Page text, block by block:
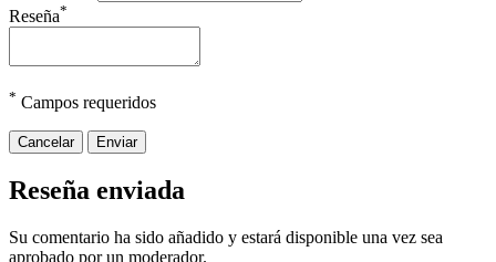
Reseña*
* Campos requeridos
Cancelar Enviar
Reseña enviada
Su comentario ha sido añadido y estará disponible una vez sea
aprobado por un moderador.